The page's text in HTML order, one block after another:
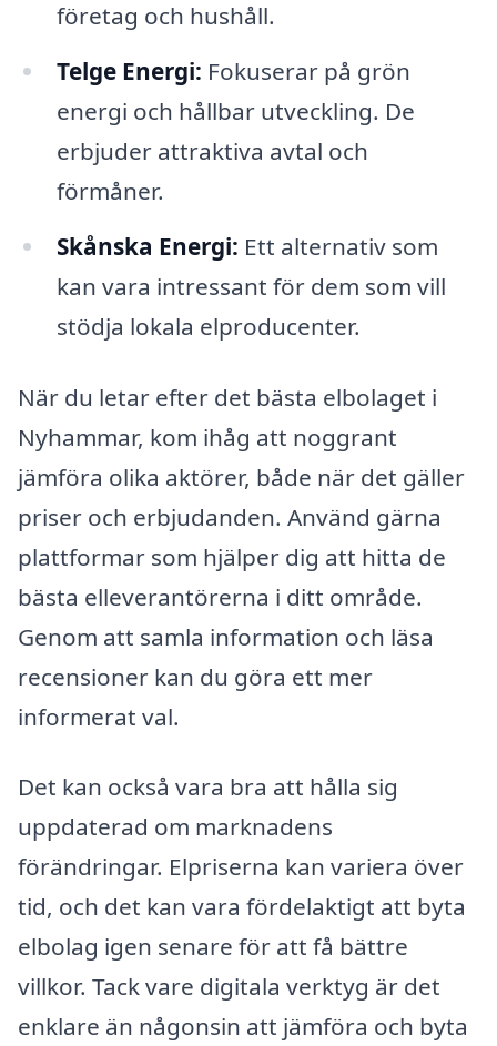
företag och hushåll.
Telge Energi: Fokuserar på grön
energi och hållbar utveckling. De
erbjuder attraktiva avtal och
förmåner.
Skånska Energi: Ett alternativ som
kan vara intressant för dem som vill
stödja lokala elproducenter.
När du letar efter det bästa elbolaget i
Nyhammar, kom ihåg att noggrant
jämföra olika aktörer, både när det gäller
priser och erbjudanden. Använd gärna
plattformar som hjälper dig att hitta de
bästa elleverantörerna i ditt område.
Genom att samla information och läsa
recensioner kan du göra ett mer
informerat val.
Det kan också vara bra att hålla sig
uppdaterad om marknadens
förändringar. Elpriserna kan variera över
tid, och det kan vara fördelaktigt att byta
elbolag igen senare för att få bättre
villkor. Tack vare digitala verktyg är det
enklare än någonsin att jämföra och byta